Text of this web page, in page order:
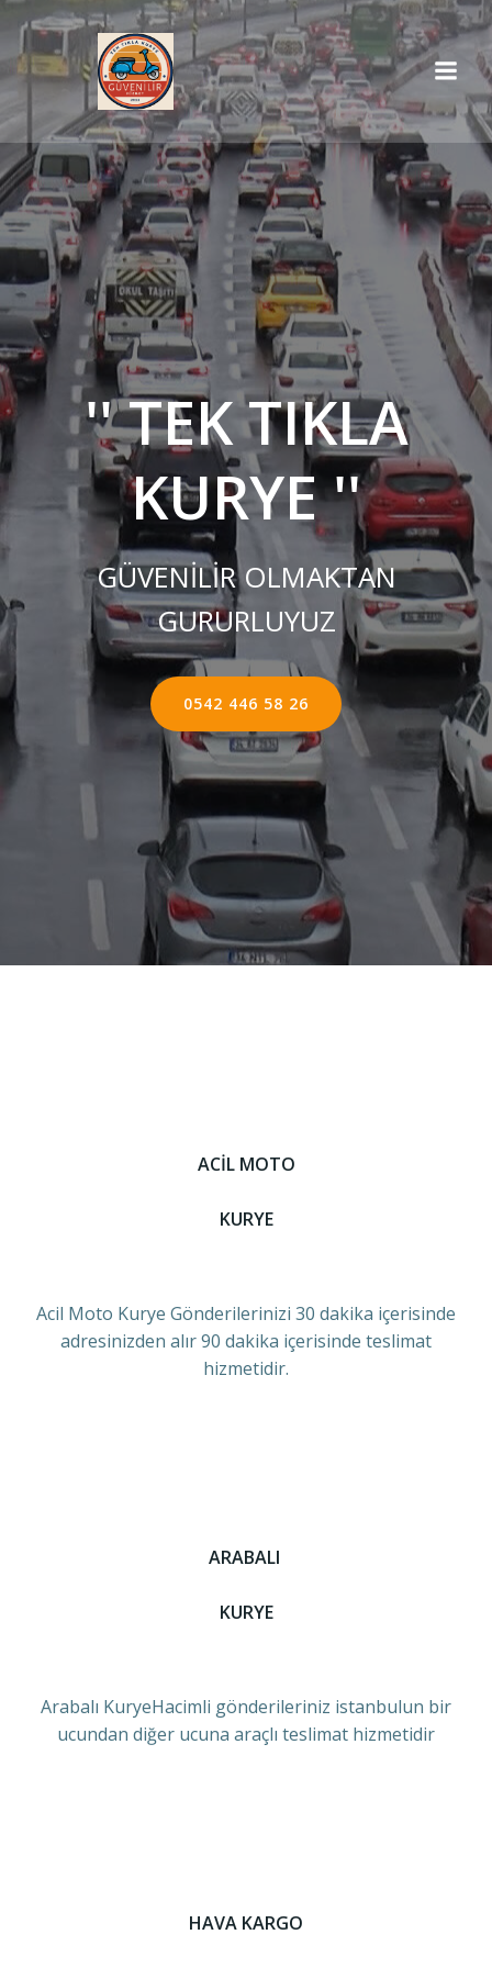
İçeriğe
geç
'' TEK TIKLA
KURYE ''
GÜVENİLİR OLMAKTAN
GURURLUYUZ
0542 446 58 26
ACİL MOTO
KURYE
Acil Moto Kurye Gönderilerinizi 30 dakika içerisinde
adresinizden alır 90 dakika içerisinde teslimat
hizmetidir.
ARABALI
KURYE
Arabalı KuryeHacimli gönderileriniz istanbulun bir
ucundan diğer ucuna araçlı teslimat hizmetidir
HAVA KARGO